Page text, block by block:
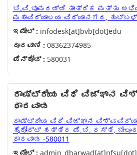
ಬಿ.ವಿ.ಭೂಮರಡ್ಡಿ ತಾಂತ್ರಿಕ ಮತ್ತು
ಮಹಾವಿದ್ಯಾಲಯ ವಿದ್ಯಾನಗರ,
ಇಮೇಲ್ : infodesk[at]bvb[dot]edu
ದೂರವಾಣಿ : 08362374985
ಪಿನ್‌ಕೋಡ್ : 580031
ರಾಷ್ಟ್ರೀಯ ವಿಧಿ ವಿಜ್ಞಾನ
ಧಾರವಾಡ
ರಾಷ್ಟ್ರೀಯ ವಿಧಿ ವಿಜ್ಞಾನ
ಹೈಕೋರ್ಟ್ ಹತ್ತಿರ ಪಿ.ಬಿ. ರಸ್ತೆ, ಬೇಲೂರು
ಧಾರವಾಡ -580011
ಇಮೇಲ್ :